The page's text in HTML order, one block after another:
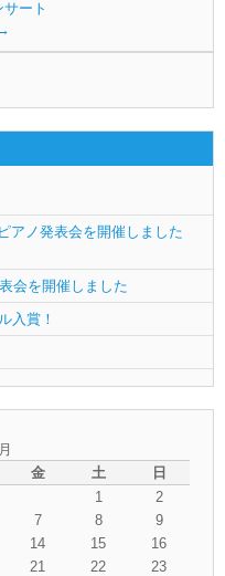
ート
アノ発表会を開催しました
会を開催しました
入賞！
金 土
日
1
2
7 8
9
14 15
16
21 22
23